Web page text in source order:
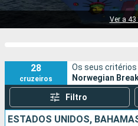
Ver a
28
cruzeiros
Os seus critérios
Norwegian
Filtro
ESTADOS UNIDOS,